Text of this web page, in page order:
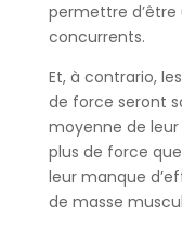
permettre
concurrents.
Et, à contrario,
de force seront
moyenne de
plus de force
leur manque
de masse